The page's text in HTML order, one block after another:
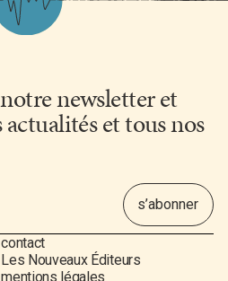
newsletter et
et tous nos
contact
Les Nouveaux Éditeurs
mentions légales